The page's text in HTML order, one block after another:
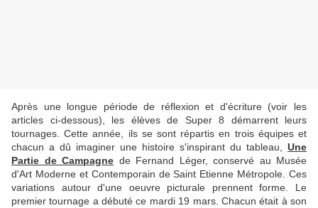
Après une longue période de réflexion et d'écriture (voir les
articles ci-dessous), les élèves de Super 8 démarrent leurs
tournages. Cette année, ils se sont répartis en trois équipes et
chacun a dû imaginer une histoire s'inspirant du tableau, Une
Partie de Campagne de Fernand Léger, conservé au Musée
d'Art Moderne et Contemporain de Saint Etienne Métropole. Ces
variations autour d'une oeuvre picturale prennent forme. Le
premier tournage a débuté ce mardi 19 mars. Chacun était à son